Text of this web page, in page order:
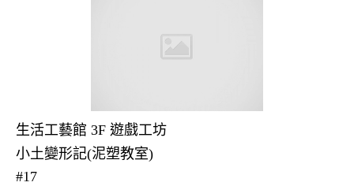
生活工藝館 3F 遊戲工坊
小土變形記(泥塑教室)
#17